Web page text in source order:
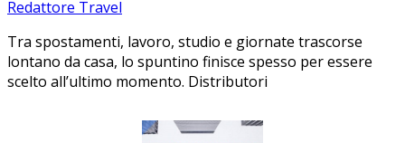
Redattore Travel
Tra spostamenti, lavoro, studio e giornate trascorse
lontano da casa, lo spuntino finisce spesso per essere
scelto all’ultimo momento. Distributori